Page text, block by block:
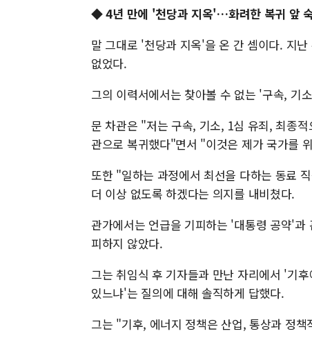
◆ 4년 만에 '천당과 지옥'…화려한 복귀 앞
말 그대로 '천당과 지옥'을 온 간 셈이다. 지
없었다.
그의 이력서에서는 찾아볼 수 없는 '구속, 기
문 차관은 "저는 구속, 기소, 1심 유죄, 최종
관으로 복귀했다"면서 "이것은 제가 국가를
또한 "일하는 과정에서 최선을 다하는 동료
더 이상 없도록 하겠다는 의지를 내비쳤다.
관가에서는 언급을 기피하는 '대통령 공약'
피하지 않았다.
그는 취임식 후 기자들과 만난 자리에서 '기
있느냐'는 질의에 대해 솔직하게 답했다.
그는 "기후, 에너지 정책은 산업, 통상과 정